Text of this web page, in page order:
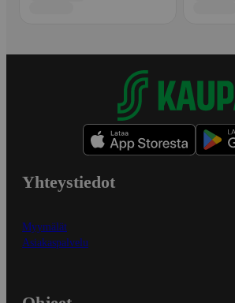
Yhteystiedot
Myymälät
Asiakaspalvelu